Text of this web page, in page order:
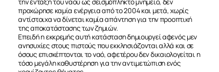
προχώρησε καμία ενέργεια από το 2004 και μετά, χωρίς
αντίστοιχα να δίνεται καμία απάντηση για την προοπτική
της αποκατάστασης των ζημιών.
Επειδή η εκκρεμής αυτή κατάσταση δημιουργεί αφενός μεν
ανησυχίες στους πιστούς που εκκλησιάζονται αλλά και σε
όσους επισκέπτονται το ναό, αφετέρου δεν δικαιολογείται η
τόσο μεγάλη καθυστέρηση για την αντιμετώπιση ενός